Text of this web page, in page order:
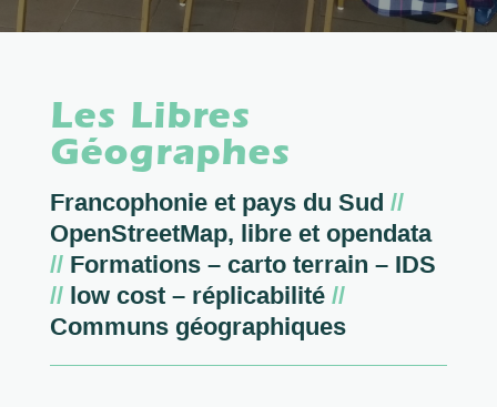
Les Libres
Géographes
Francophonie et pays du Sud //
OpenStreetMap, libre et opendata
//Formations – carto terrain – IDS
//low cost – réplicabilité //
Communs géographiques